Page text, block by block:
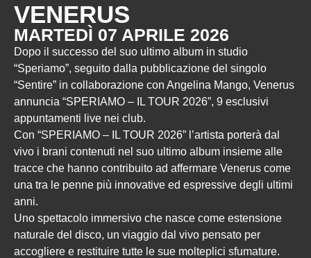
VENERUS
MARTEDÌ 07 APRILE 2026
Dopo il successo del suo ultimo album in studio
“Speriamo”, seguito dalla pubblicazione del singolo
“Sentire” in collaborazione con Angelina Mango, Venerus
annuncia “SPERIAMO – IL TOUR 2026”, 9 esclusivi
appuntamenti live nei club.
Con “SPERIAMO – IL TOUR 2026” l’artista porterà dal
vivo i brani contenuti nel suo ultimo album insieme alle
tracce che hanno contribuito ad affermare Venerus come
una tra le penne più innovative ed espressive degli ultimi
anni.
Uno spettacolo immersivo che nasce come estensione
naturale del disco, un viaggio dal vivo pensato per
accogliere e restituire tutte le sue molteplici sfumature.